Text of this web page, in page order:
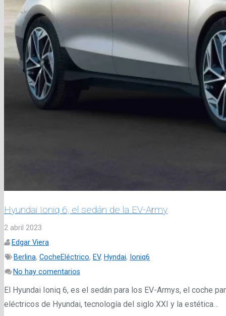
Hyundai Ioniq 6, el sedán de la EV-Army
2 abril 2023
Edgar Viera
Berlina, CocheEléctrico, EV, Hyndai, Ioniq6
No hay comentarios
El Hyundai Ioniq 6, es el sedán para los EV-Armys, el coche
eléctricos de Hyundai, tecnología del siglo XXI y la estética…